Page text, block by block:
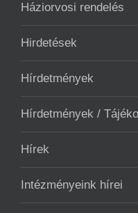
Háziorvosi rendelés
Hirdetések
Hírdetmények
Hírdetmények /
Hírek
Intézményeink hírei